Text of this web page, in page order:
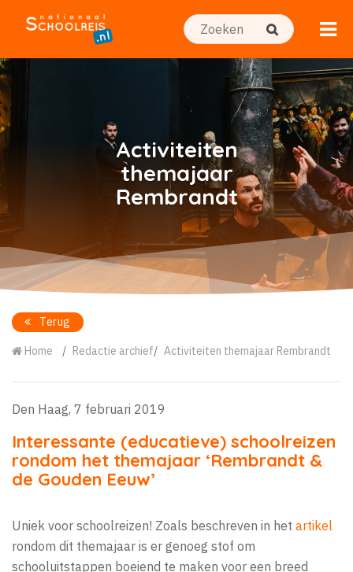
Activiteiten
themajaar
Rembrandt
Terug
Home Redactie archief Activiteiten themajaar Rembrandt
Den Haag, 7 februari 2019
Interessante (educatieve) schoolreizen
rondom het themajaar ‘Rembrandt &
de Gouden Eeuw’
Uniek voor schoolreizen! Zoals beschreven in het artikel
rondom dit themajaar is er genoeg stof om
schooluitstappen boeiend te maken voor een breed